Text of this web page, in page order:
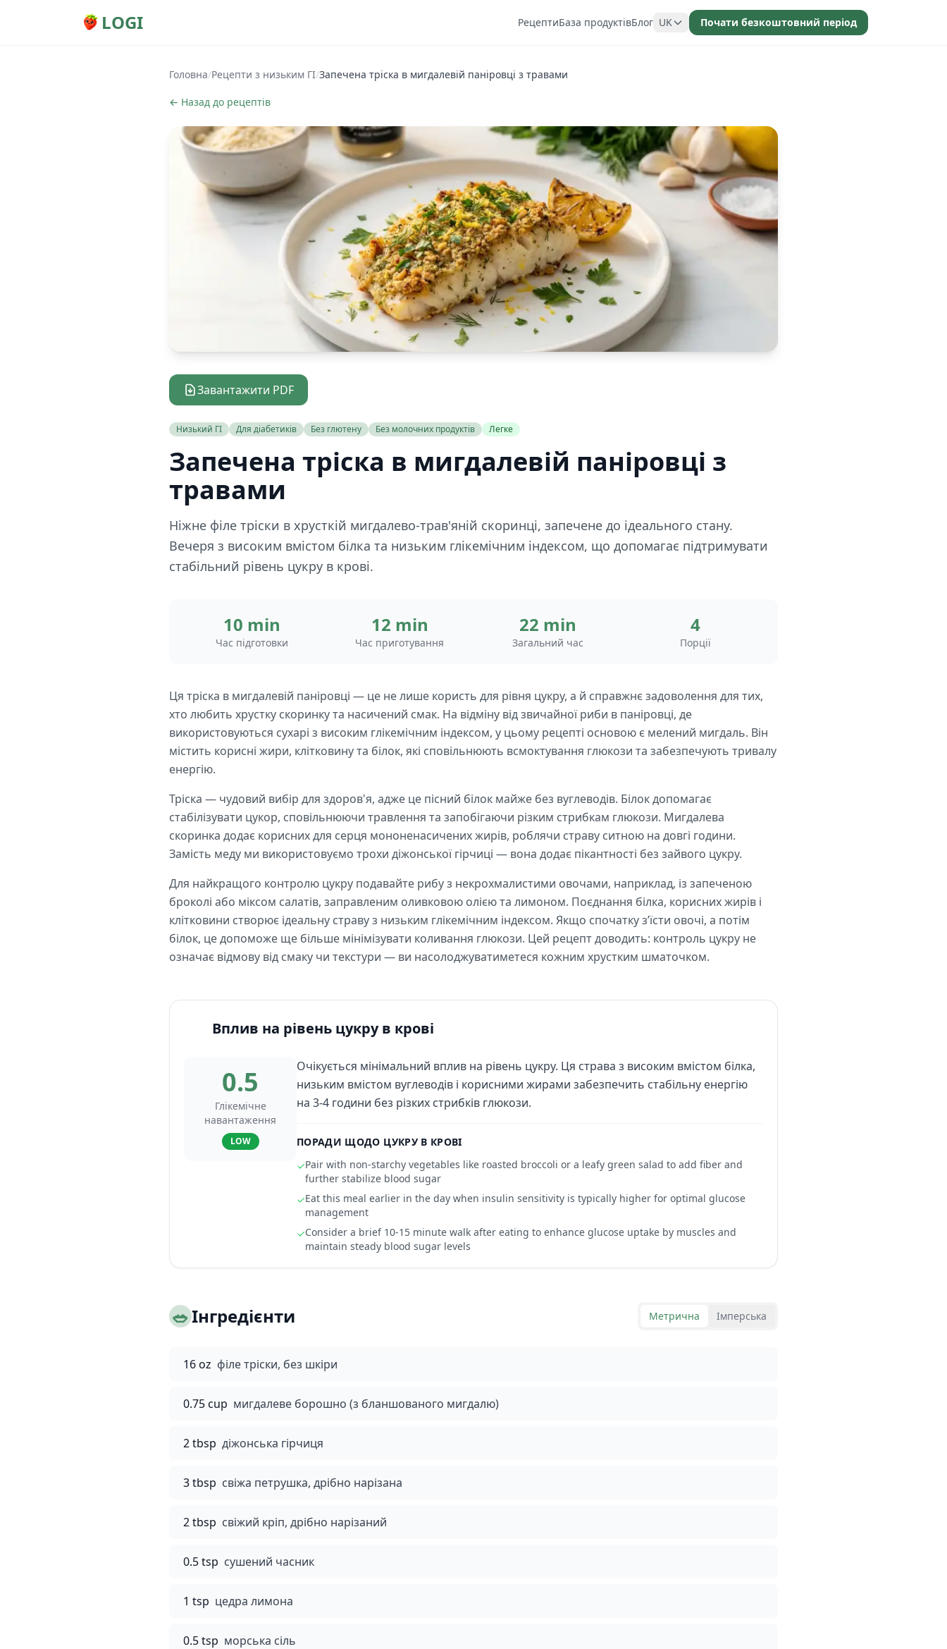
LOGI РецептиБаза продуктівБлог UK Почати безкоштовний період
Головна/Рецепти з низьким ГІ/Запечена тріска в мигдалевій паніровці з травами
← Назад до рецептів
Завантажити PDF
Низький ГІ Для діабетиків Без глютену Без молочних продуктів Легке
Запечена тріска в мигдалевій паніровці з
травами
Ніжне філе тріски в хрусткій мигдалево-трав'яній скоринці, запечене до ідеального стану.
Вечеря з високим вмістом білка та низьким глікемічним індексом, що допомагає підтримувати
стабільний рівень цукру в крові.
10 min
Час підготовки
12 min
Час приготування
22 min
Загальний час
4
Порції
Ця тріска в мигдалевій паніровці — це не лише користь для рівня цукру, а й справжнє задоволення для тих,
хто любить хрустку скоринку та насичений смак. На відміну від звичайної риби в паніровці, де
використовуються сухарі з високим глікемічним індексом, у цьому рецепті основою є мелений мигдаль. Він
містить корисні жири, клітковину та білок, які сповільнюють всмоктування глюкози та забезпечують тривалу
енергію.
Тріска — чудовий вибір для здоров'я, адже це пісний білок майже без вуглеводів. Білок допомагає
стабілізувати цукор, сповільнюючи травлення та запобігаючи різким стрибкам глюкози. Мигдалева
скоринка додає корисних для серця мононенасичених жирів, роблячи страву ситною на довгі години.
Замість меду ми використовуємо трохи діжонської гірчиці — вона додає пікантності без зайвого цукру.
Для найкращого контролю цукру подавайте рибу з некрохмалистими овочами, наприклад, із запеченою
броколі або міксом салатів, заправленим оливковою олією та лимоном. Поєднання білка, корисних жирів і
клітковини створює ідеальну страву з низьким глікемічним індексом. Якщо спочатку з’їсти овочі, а потім
білок, це допоможе ще більше мінімізувати коливання глюкози. Цей рецепт доводить: контроль цукру не
означає відмову від смаку чи текстури — ви насолоджуватиметеся кожним хрустким шматочком.
Вплив на рівень цукру в крові
0.5
Глікемічне
навантаження
LOW
Очікується мінімальний вплив на рівень цукру. Ця страва з високим вмістом білка,
низьким вмістом вуглеводів і корисними жирами забезпечить стабільну енергію
на 3-4 години без різких стрибків глюкози.
ПОРАДИ ЩОДО ЦУКРУ В КРОВІ
✓Pair with non-starchy vegetables like roasted broccoli or a leafy green salad to add fiber and
further stabilize blood sugar
✓Eat this meal earlier in the day when insulin sensitivity is typically higher for optimal glucose
management
✓Consider a brief 10-15 minute walk after eating to enhance glucose uptake by muscles and
maintain steady blood sugar levels
🥗Інгредієнти Метрична Імперська
16 oz філе тріски, без шкіри
0.75 cup мигдалеве борошно (з бланшованого мигдалю)
2 tbsp діжонська гірчиця
3 tbsp свіжа петрушка, дрібно нарізана
2 tbsp свіжий кріп, дрібно нарізаний
0.5 tsp сушений часник
1 tsp цедра лимона
0.5 tsp морська сіль